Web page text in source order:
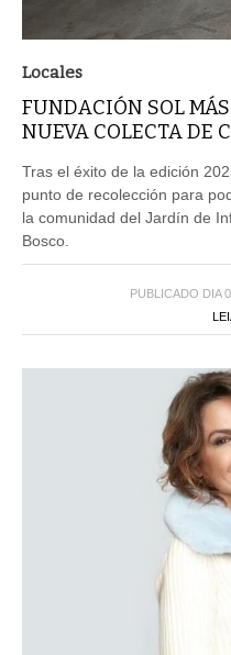
Locales
FUNDACIÓN SOL
NUEVA COLECTA DE
Tras el éxito de la edición
punto de recolección para
la comunidad del Jardín de
Bosco.
PUBLICADO DIA